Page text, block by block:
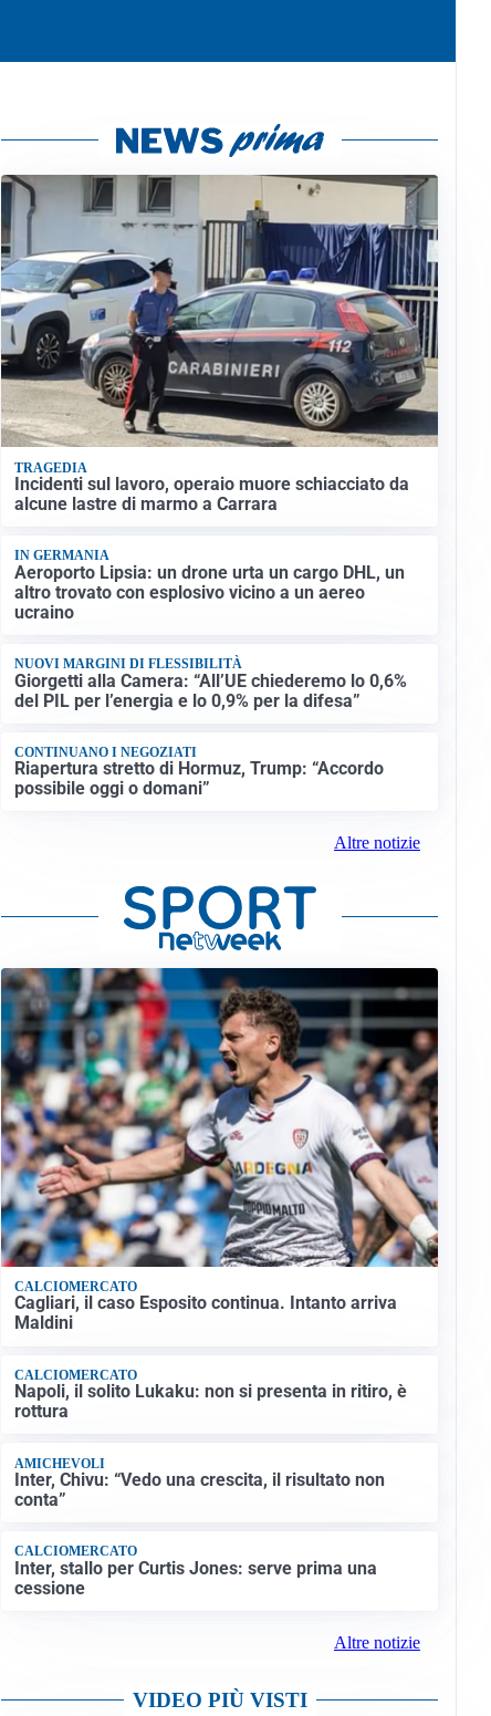
TRAGEDIA
Incidenti sul lavoro, operaio muore schiacciato da
alcune lastre di marmo a Carrara
IN GERMANIA
Aeroporto Lipsia: un drone urta un cargo DHL, un
altro trovato con esplosivo vicino a un aereo
ucraino
NUOVI MARGINI DI FLESSIBILITÀ
Giorgetti alla Camera: “All’UE chiederemo lo 0,6%
del PIL per l’energia e lo 0,9% per la difesa”
CONTINUANO I NEGOZIATI
Riapertura stretto di Hormuz, Trump: “Accordo
possibile oggi o domani”
Altre notizie
CALCIOMERCATO
Cagliari, il caso Esposito continua. Intanto arriva
Maldini
CALCIOMERCATO
Napoli, il solito Lukaku: non si presenta in ritiro, è
rottura
AMICHEVOLI
Inter, Chivu: “Vedo una crescita, il risultato non
conta”
CALCIOMERCATO
Inter, stallo per Curtis Jones: serve prima una
cessione
Altre notizie
VIDEO PIÙ VISTI